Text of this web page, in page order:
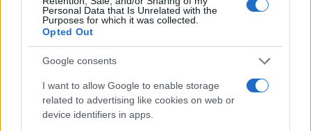
Personal Data that Is Unrelated with the
Purposes for which it was collected.
Opted Out
Google consents
I want to allow Google to enable storage
related to advertising like cookies on web or
device identifiers in apps.
RAWfiction
Temesi Apolt már a MOME textiltervező szakán is az
foglalkoztatta, hogy miképpen tudja az anyagokat
újrastrukturálni, és a hulladékot visszailleszteni a
természetes körforgásba. A gyapjúhulladékra rátalálva
kezdte el kikísérletezni azt a technológiát, amivel ma egyedi